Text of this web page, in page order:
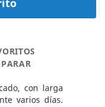
con larga
varios días.